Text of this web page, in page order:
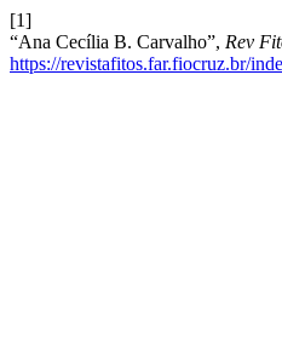
[1]
“Ana Cecília B. Carvalho”, Rev
https://revistafitos.far.fiocruz.br/